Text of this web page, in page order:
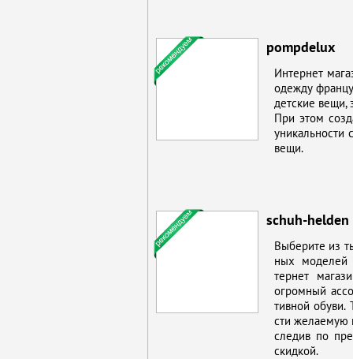
pompdelux
Ин­тернет
одеж­ду
дет­ские ве­щи,
При этом
уни­каль­но­сти
ве­щи.
schuh-helden
Вы­бе­ри­те из
ных мо­де­лей
тернет
огром­ный
тив­ной
сти же­ла­е­мую
сле­див по
скид­кой.